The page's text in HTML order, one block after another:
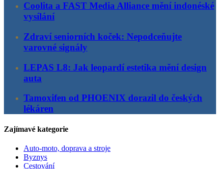
Coolita a FAST Media Alliance mění indonéské
vysílání
Zdraví seniorních koček: Nepodceňujte
varovné signály
LEPAS L8: Jak leopardí estetika mění design
auta
Tamoxifen od PHOENIX dorazil do českých
lékáren
Zajímavé kategorie
Auto-moto, doprava a stroje
Byznys
Cestování